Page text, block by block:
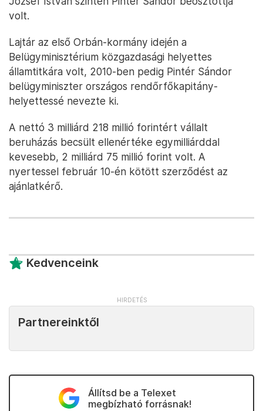
volt.
Lajtár az első Orbán-kormány idején a
Belügyminisztérium közgazdasági helyettes
államtitkára volt, 2010-ben pedig Pintér Sándor
belügyminiszter országos rendőrfőkapitány-
helyettessé nevezte ki.
A nettó 3 milliárd 218 millió forintért vállalt
beruházás becsült ellenértéke egymilliárddal
kevesebb, 2 milliárd 75 millió forint volt. A
nyertessel február 10-én kötött szerződést az
ajánlatkérő.
Kedvenceink
Partnereinktől
Állítsd be a Telexet
megbízható forrásnak!